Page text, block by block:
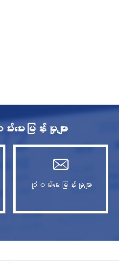
ေးမြန်းမှုများ
စုံစမ်းမေးမြန်းမှုများ